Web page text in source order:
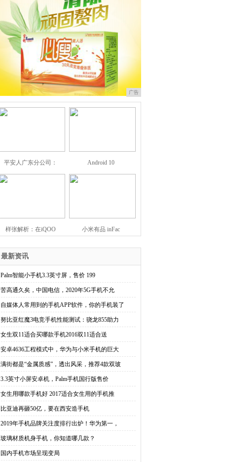
广告
平安人广东分公司： Android 10
样张解析：在iQOO 小米有品 inFac
最新资讯
Palm智能小手机3.3英寸屏，售价 199
苦高通久矣，中国电信，2020年5G手机不允
自媒体人常用到的手机APP软件，你的手机装了
努比亚红魔3电竞手机性能测试：骁龙855助力
女生双11适合买哪款手机2016双11适合送
安卓4636工程模式中，华为与小米手机的巨大
满街都是“金属质感”，透出风采，推荐4款双玻
3.3英寸小屏安卓机，Palm手机国行版售价
女生用哪款手机好 2017适合女生用的手机推
比亚迪再砸50亿，要在西安造手机
2019年手机品牌关注度排行出炉！华为第一，
玻璃材质机身手机，你知道哪几款？
国内手机市场呈现变局